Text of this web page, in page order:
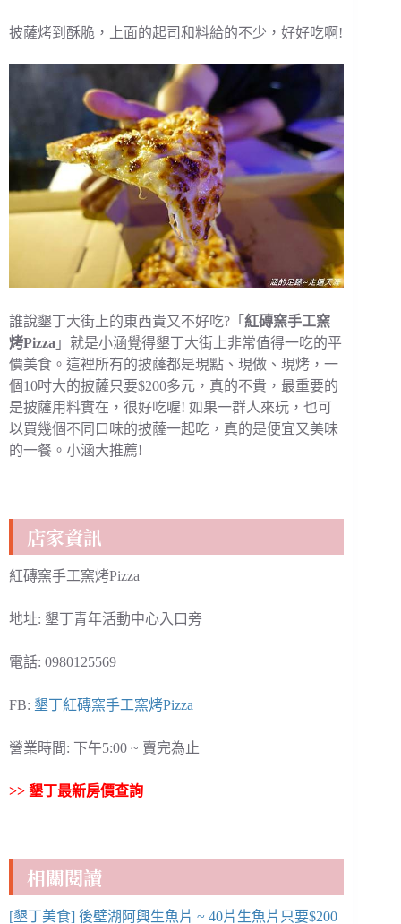
披薩烤到酥脆，上面的起司和料給的不少，好好吃啊!
誰說墾丁大街上的東西貴又不好吃?「 紅磚窯手工窯
烤Pizza 」就是小涵覺得墾丁大街上非常值得一吃的平
價美食。這裡所有的披薩都是現點、現做、現烤，一
個10吋大的披薩只要$200多元，真的不貴，最重要的
是披薩用料實在，很好吃喔! 如果一群人來玩，也可
以買幾個不同口味的披薩一起吃，真的是便宜又美味
的一餐。小涵大推薦!
店家資訊
紅磚窯手工窯烤Pizza
地址: 墾丁青年活動中心入口旁
電話: 0980125569
FB: 墾丁紅磚窯手工窯烤Pizza
營業時間: 下午5:00 ~ 賣完為止
>> 墾丁最新房價查詢
相關閱讀
[墾丁美食] 後壁湖阿興生魚片 ~ 40片生魚片只要$200